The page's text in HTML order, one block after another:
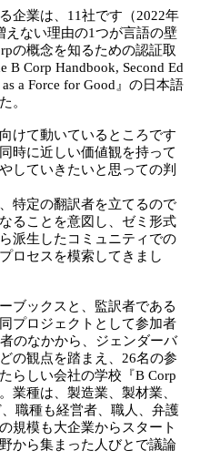
企業は、11社です（2022年
えない理由の1つが言語の壁
の概念を知るための認証取
Corp Handbook, Second Ed
a Force for Good』の日本語
。
けて動いているところです
時に近しい価値観を持って
していきたいと思っての判
特定の翻訳者を立てるので
ることを意図し、ゼミ形式
派生したコミュニティでの
ロセスを模索してきまし
ブックスと、監訳者である
プロジェクトとして参加者
のなかから、ジェンダーバ
の観点を踏まえ、26名の参
らしい会社の学校『B Corp
業種は、製造業、製材業、
職種も経営者、職人、弁護
規模も大企業からスタート
から集まった人びとで議論